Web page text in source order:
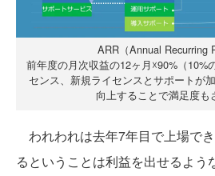
ARR（Annual Recurring
前年度の月次収益の12ヶ月☓90%（10%
センス、新規ライセンスとサポートが
向上することで満足度も
われわれは去年7年目で上場で
るということは利益を出せるよう